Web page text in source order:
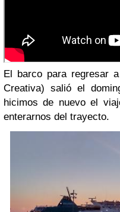
El barco para regresar
Creativa) salió el
hicimos de nuevo el
enterarnos del trayecto.